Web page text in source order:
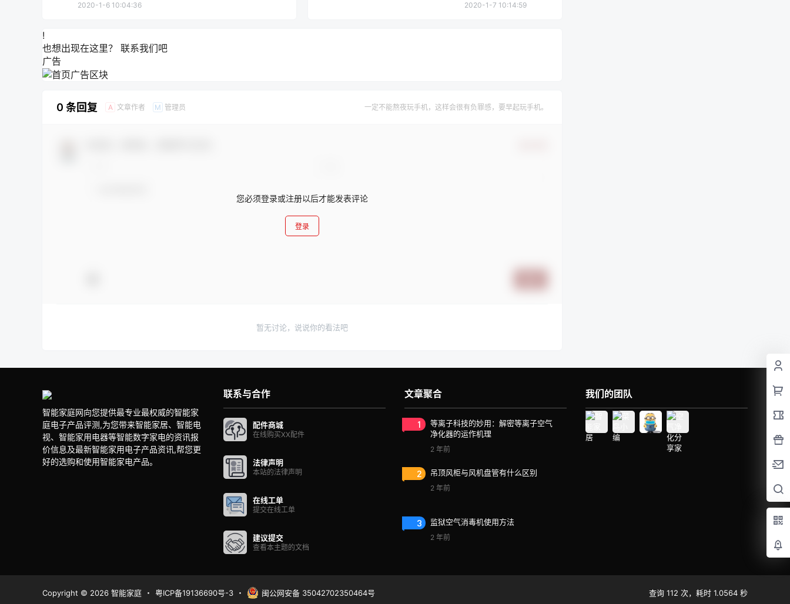
2020-1-6 10:04:36 2020-1-7 10:14:59
!
也想出现在这里？ 联系我们吧
广告
0 条回复 A 文章作者 M 管理员 一定不能熬夜玩手机，这样会很有负罪感，要早起玩手机。
您必须登录或注册以后才能发表评论
登录
暂无讨论，说说你的看法吧
智能家庭网向您提供最专业最权威的智能家
庭电子产品评测,为您带来智能家居、智能电
视、智能家用电器等智能数字家电的资讯报
价信息及最新智能家用电子产品资讯,帮您更
好的选购和使用智能家电产品。
联系与合作
配件商城
在线购买XX配件
法律声明
本站的法律声明
在线工单
提交在线工单
建议提交
查看本主题的文档
文章聚合
1
等离子科技的妙用：解密等离子空气
净化器的运作机理
2 年前
2 吊顶风柜与风机盘管有什么区别
2 年前
3 监狱空气消毒机使用方法
2 年前
我们的团队
Copyright © 2026 智能家庭 ・ 粤ICP备19136690号-3 ・ 闽公网安备 35042702350464号 查询 112 次，耗时 1.0564 秒